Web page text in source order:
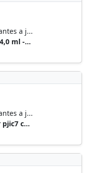
a j...
a j...
p.)...